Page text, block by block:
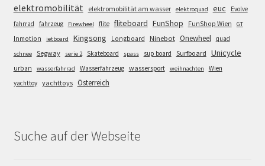
elektromobilität elektromobilität am wasser elektroquad euc
Evolve
fahrrad
fahrzeug Firewheel flite fliteboard FunShop FunShop Wien GT
Inmotion jetboard Kingsong Longboard Ninebot Onewheel quad
schnee Segway serie 2 Skateboard spass sup board Surfboard Unicycle
urban wasserfahrrad Wasserfahrzeug wassersport weihnachten
Wien
yachttoy yachttoys Österreich
Suche auf der Webseite